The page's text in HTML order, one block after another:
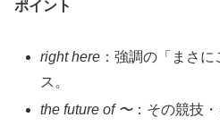
ポイント
right here ：強調の「まさ
ス。
the future of 〜：その競技